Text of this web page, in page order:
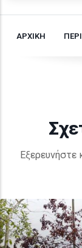
ΑΡΧΙΚΗ
Εξερευνήστε